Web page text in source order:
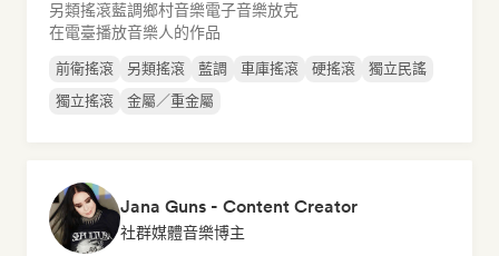
另類搖滾藍調鄉村音樂電子音樂放克
在電臺播放音樂人的作品
前衛搖滾 另類搖滾 藍調 車庫搖滾 硬搖滾
獨立民謠
獨立搖滾
金屬／重金屬
Jana Guns - Content Creator
社群媒體音樂博主